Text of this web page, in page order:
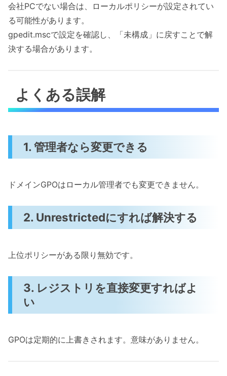
会社PCでない場合は、ローカルポリシーが設定されてい
る可能性があります。
gpedit.mscで設定を確認し、「未構成」に戻すことで解
決する場合があります。
よくある誤解
1. 管理者なら変更できる
ドメインGPOはローカル管理者でも変更できません。
2. Unrestrictedにすれば解決する
上位ポリシーがある限り無効です。
3. レジストリを直接変更すればよ
い
GPOは定期的に上書きされます。意味がありません。